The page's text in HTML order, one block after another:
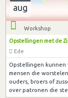
aug
Workshop
Opstellingen met de
Ede
Opstellingen
mensen die
ouders, broers of
over patronen die